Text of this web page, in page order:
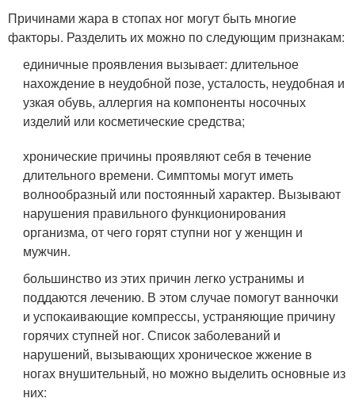
Причинами жара в стопах ног могут быть многие
факторы. Разделить их можно по следующим признакам:
единичные проявления вызывает: длительное
нахождение в неудобной позе, усталость, неудобная и
узкая обувь, аллергия на компоненты носочных
изделий или косметические средства;
хронические причины проявляют себя в течение
длительного времени. Симптомы могут иметь
волнообразный или постоянный характер. Вызывают
нарушения правильного функционирования
организма, от чего горят ступни ног у женщин и
мужчин.
большинство из этих причин легко устранимы и
поддаются лечению. В этом случае помогут ванночки
и успокаивающие компрессы, устраняющие причину
горячих ступней ног. Список заболеваний и
нарушений, вызывающих хроническое жжение в
ногах внушительный, но можно выделить основные из
них: